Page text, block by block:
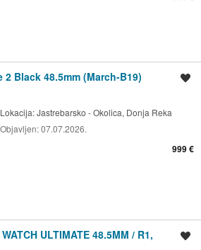
Black 48.5mm (March-B19)
Lokacija:Jastrebarsko - Okolica, Donja Reka
Objavljen:07.07.2026.
999 €
ULTIMATE 48.5MM / R1,